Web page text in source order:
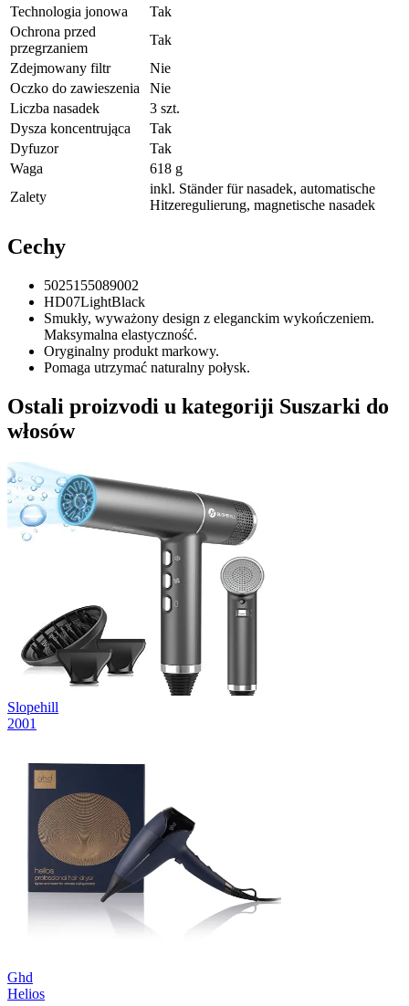
Technologia jonowa
Tak
Ochrona przed
przegrzaniem
Tak
Zdejmowany filtr
Nie
Oczko do zawieszenia
Nie
Liczba nasadek
3 szt.
Dysza koncentrująca
Tak
Dyfuzor
Tak
Waga
618 g
Zalety
inkl. Ständer für nasadek, automatische
Hitzeregulierung, magnetische nasadek
Cechy
5025155089002
HD07LightBlack
Smukły, wyważony design z eleganckim wykończeniem.
Maksymalna elastyczność.
Oryginalny produkt markowy.
Pomaga utrzymać naturalny połysk.
Ostali proizvodi u kategoriji Suszarki do
włosów
Slopehill
2001
Ghd
Helios